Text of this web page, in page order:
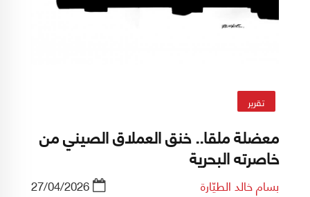
تقرير
معضلة ملقا.. خنق العملاق الصيني من
خاصرته البحرية
بسام خالد الطيّارة 27/04/2026